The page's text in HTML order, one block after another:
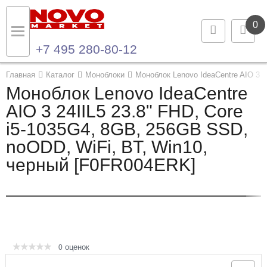
0
+7 495 280-80-12
Главная Каталог Моноблоки Моноблок Lenovo IdeaCentre AIO 3
Моноблок Lenovo IdeaCentre
AIO 3 24IIL5 23.8" FHD, Core
i5-1035G4, 8GB, 256GB SSD,
noODD, WiFi, BT, Win10,
черный [F0FR004ERK]
0 оценок
Назад
Каталог продукции
Ноутбуки и ультрабуки
Компьютеры
Назад
Контакты
Контактная информация